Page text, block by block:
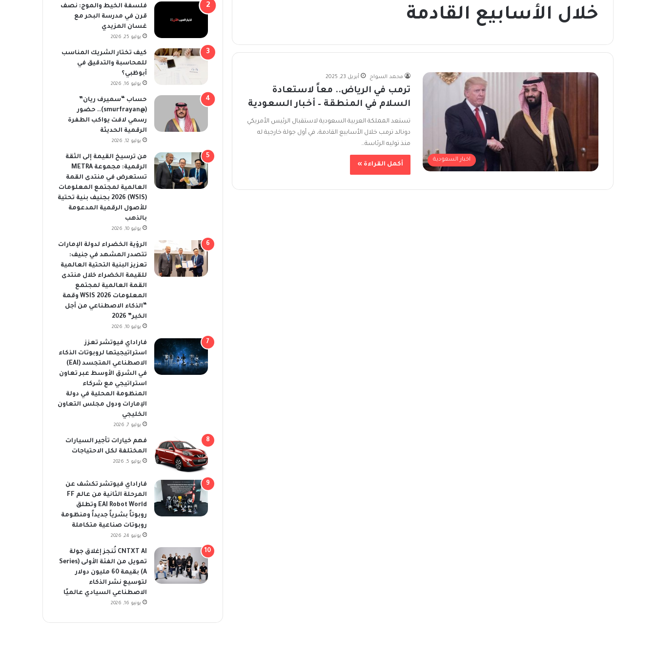
خلال الأسابيع القادمة
اخبار السعودية
محمد السواح أبريل 23, 2025
ترمب في الرياض.. معاً لاستعادة
السلام في المنطقة – أخبار السعودية
تستعد المملكة العربية السعودية لاستقبال الرئيس الأمريكي
دونالد ترمب خلال الأسابيع القادمة، في أول جولة خارجية له
منذ توليه الرئاسة…
أكمل القراءة »
فلسفة الخيط والموج: نصف
قرن في مدرسة البحر مع
غسان المزيدي
يوليو 25, 2026
كيف تختار الشريك المناسب
للمحاسبة والتدقيق في
أبوظبي؟
يوليو 16, 2026
حساب “سميرف ريان”
(@smurfrayan).. حضور
رسمي لافت يواكب الطفرة
الرقمية الحديثة
يوليو 12, 2026
من ترسيخ القيمة إلى الثقة
الرقمية: مجموعة METRA
تستعرض في منتدى القمة
العالمية لمجتمع المعلومات
(WSIS) 2026 بجنيف بنية تحتية
للأصول الرقمية المدعومة
بالذهب
يوليو 10, 2026
الرؤية الخضراء لدولة الإمارات
تتصدر المشهد في جنيف:
تعزيز البنية التحتية العالمية
للقيمة الخضراء خلال منتدى
القمة العالمية لمجتمع
المعلومات WSIS 2026 وقمة
“الذكاء الاصطناعي من أجل
الخير” 2026
يوليو 10, 2026
فاراداي فيوتشر تعزز
استراتيجيتها لروبوتات الذكاء
الاصطناعي المتجسد (EAI)
في الشرق الأوسط عبر تعاون
استراتيجي مع شركاء
المنظومة المحلية في دولة
الإمارات ودول مجلس التعاون
الخليجي
يوليو 7, 2026
فهم خيارات تأجير السيارات
المختلفة لكل الاحتياجات
يوليو 5, 2026
فاراداي فيوتشر تكشف عن
المرحلة الثانية من عالم FF
EAI Robot World وتطلق
روبوتاً بشرياً جديداً ومنظومة
روبوتات صناعية متكاملة
يونيو 24, 2026
CNTXT AI تُنجز إغلاق جولة
تمويل من الفئة الأولى (Series
A) بقيمة 60 مليون دولار
لتوسيع نشر الذكاء
الاصطناعي السيادي عالميًا
يونيو 16, 2026